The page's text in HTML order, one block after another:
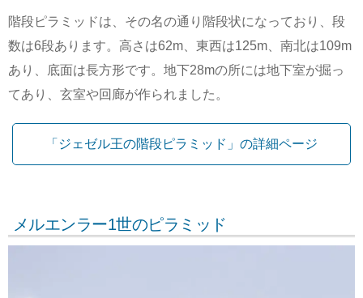
階段ピラミッドは、その名の通り階段状になっており、段
数は6段あります。高さは62m、東西は125m、南北は109m
あり、底面は長方形です。地下28mの所には地下室が掘っ
てあり、玄室や回廊が作られました。
「ジェゼル王の階段ピラミッド」の詳細ページ
メルエンラー1世のピラミッド